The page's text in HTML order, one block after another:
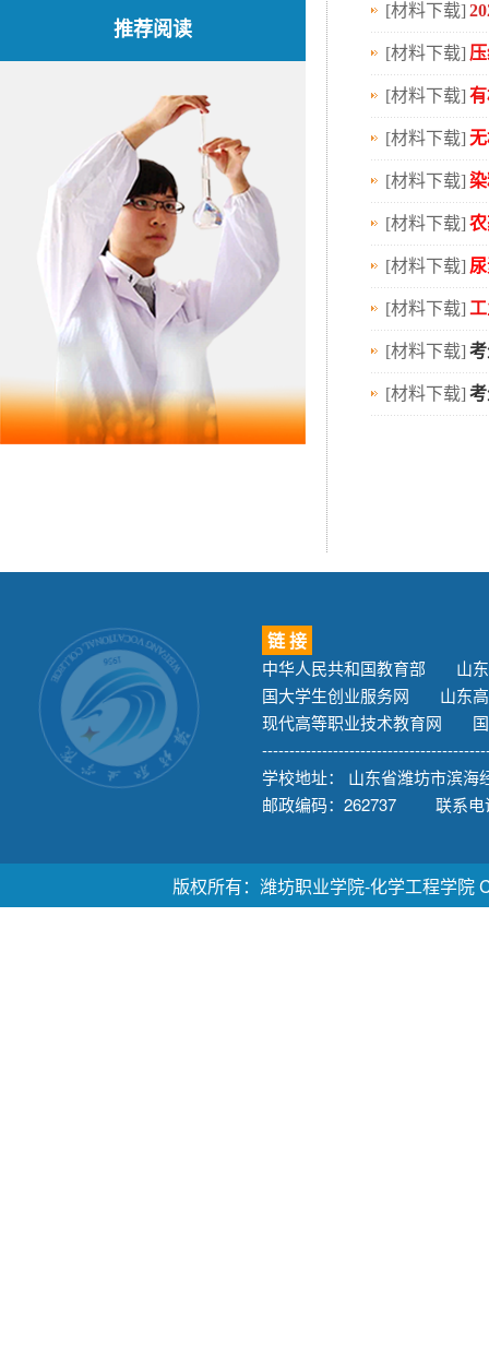
推荐阅读
[材料下载]
[材料下载]
[材料下载]
[材料下载]
[材料下载]
[材料下载]
[材料下载]
[材料下载]
[材料下载]
[材料下载]
链 接
中华人民共和国教育部
山
国大学生创业服务网
山东
现代高等职业技术教育网
学校地址： 山东省潍坊市滨海
邮政编码：262737 联系电
版权所有：潍坊职业学院-化学工程学院